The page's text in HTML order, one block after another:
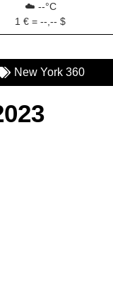
☁️ --°C
1 € = --,-- $
New York 360